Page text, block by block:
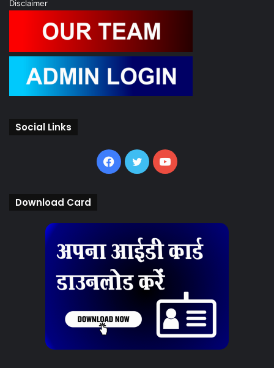
Disclaimer
Social Links
Facebook
TwitterYouTube
Download Card